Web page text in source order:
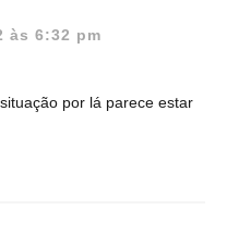
às 6:32 pm
por lá parece estar